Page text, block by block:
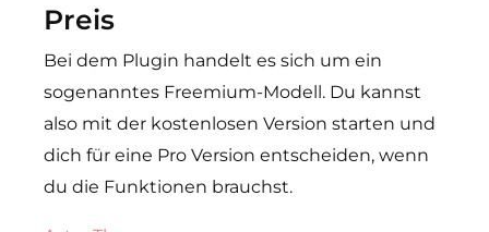
Preis
Bei dem Plugin handelt es sich um ein
sogenanntes Freemium-Modell. Du kannst
also mit der kostenlosen Version starten und
dich für eine Pro Version entscheiden, wenn
du die Funktionen brauchst.